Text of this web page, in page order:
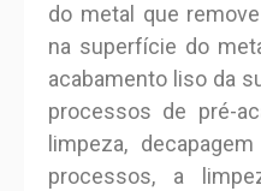
do metal que
na superfície do
acabamento liso da
processos de pré-
limpeza,
processos, a